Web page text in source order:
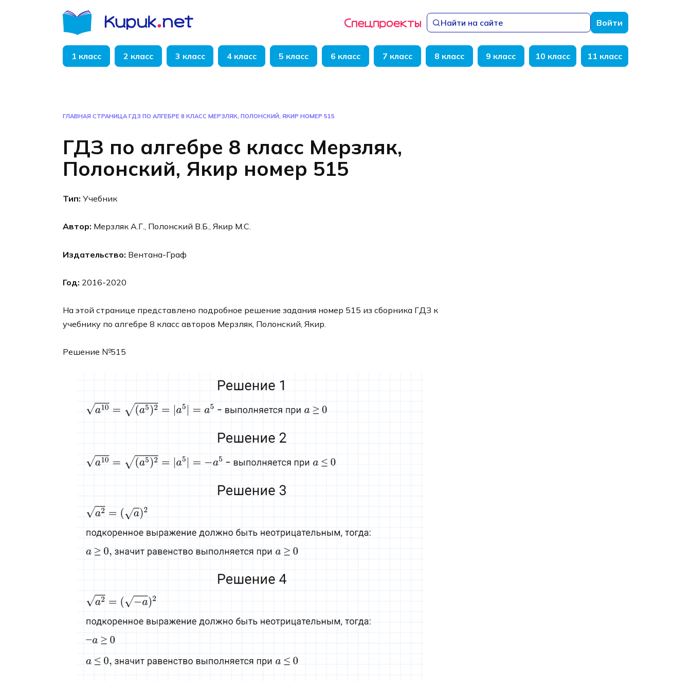
Найти на сайте Войти
1 класс 2 класс 3 класс 4 класс 5 класс 6 класс 7 класс 8 класс 9 класс 10 класс 11 класс
ГЛАВНАЯ СТРАНИЦА ГДЗ ПО АЛГЕБРЕ 8 КЛАСС МЕРЗЛЯК, ПОЛОНСКИЙ, ЯКИР НОМЕР 515
ГДЗ по алгебре 8 класс Мерзляк,
Полонский, Якир номер 515
Тип: Учебник
Автор: Мерзляк А.Г., Полонский В.Б., Якир М.С.
Издательство: Вентана-Граф
Год: 2016-2020
На этой странице представлено подробное решение задания номер 515 из сборника ГДЗ к
учебнику по алгебре 8 класс авторов Мерзляк, Полонский, Якир.
Решение №515